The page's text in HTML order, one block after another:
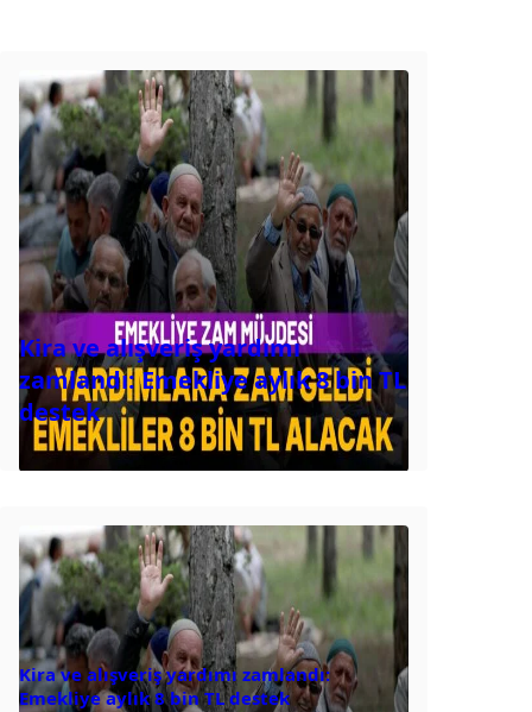
Kira ve alışveriş yardımı
zamlandı: Emekliye aylık 8 bin TL
destek
Kira ve alışveriş yardımı zamlandı:
Emekliye aylık 8 bin TL destek